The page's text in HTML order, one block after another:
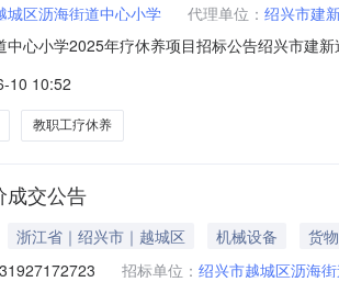
城区沥海街道中心小学 代理单位： 绍兴市建
中心小学2025年疗休养项目招标公告绍兴市建
中心小学2025年度教职工疗休养项目01标省外
（
10 10:52
教职工疗休养
成交公告
浙江省｜绍兴市｜越城区 机械设备
货物
招标单位： 绍兴市越城区沥海